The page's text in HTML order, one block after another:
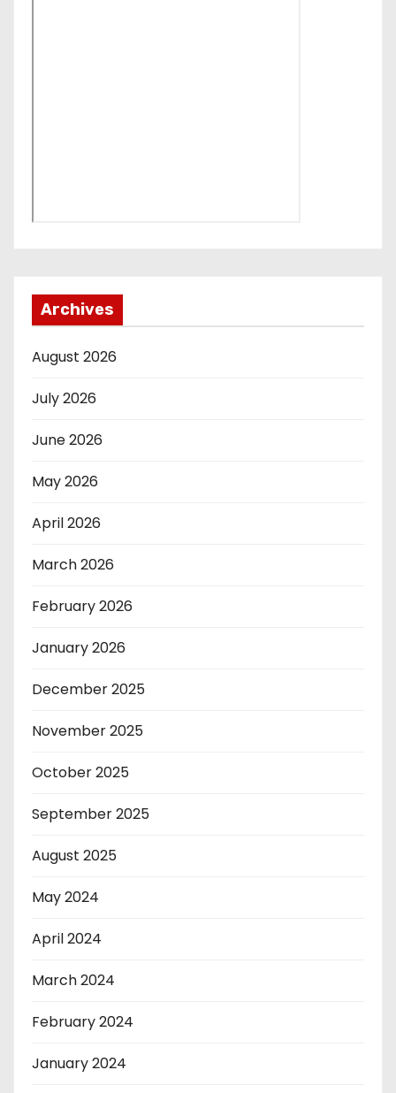
Archives
August 2026
July 2026
June 2026
May 2026
April 2026
March 2026
February 2026
January 2026
December 2025
November 2025
October 2025
September 2025
August 2025
May 2024
April 2024
March 2024
February 2024
January 2024